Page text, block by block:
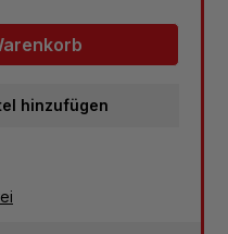
hinzufügen